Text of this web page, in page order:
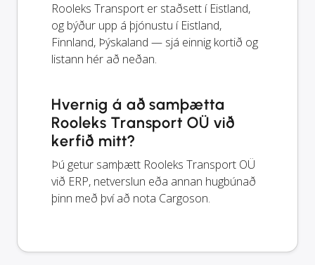
Rooleks Transport er staðsett í Eistland,
og býður upp á þjónustu í Eistland,
Finnland, Þýskaland — sjá einnig kortið og
listann hér að neðan.
Hvernig á að samþætta
Rooleks Transport OÜ við
kerfið mitt?
Þú getur samþætt Rooleks Transport OÜ
við ERP, netverslun eða annan hugbúnað
þinn með því að nota Cargoson.